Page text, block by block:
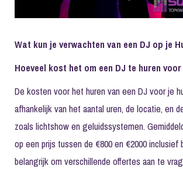
Wat kun je verwachten van een DJ op je
Hoeveel kost het om een DJ te huren
De kosten voor het huren van een DJ voor je
afhankelijk van het aantal uren, de locatie, en
zoals lichtshow en geluidssystemen.
op een prijs tussen de €800 en €2000 inclusief
belangrijk om verschillende offertes aan te